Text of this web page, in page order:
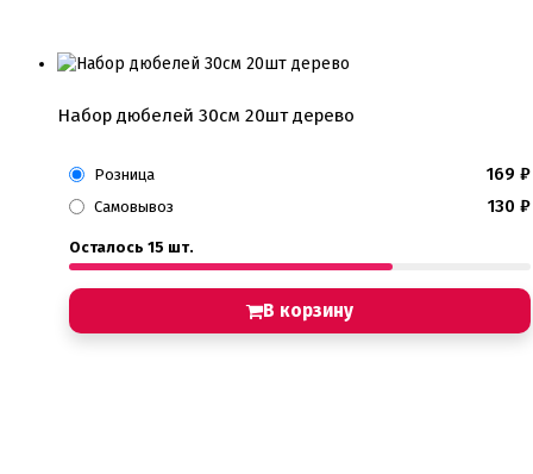
Набор дюбелей 30см 20шт дерево
Розница 169 ₽
Самовывоз 130 ₽
Осталось 15 шт.
В корзину